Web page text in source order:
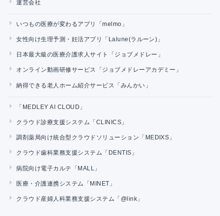
運営会社
いつもの医療が変わるアプリ「melmo」
女性向け生理予測・妊活アプリ「Lalune(ラルーン)」
日本最大級の医療介護求人サイト「ジョブメドレー」
オンライン動画研修サービス「ジョブメドレーアカデミー」
納得できる老人ホーム紹介サービス「みんかい」
「MEDLEY AI CLOUD」
クラウド診療支援システム「CLINICS」
調剤薬局向け統合型クラウドソリューション「MEDIXS」
クラウド歯科業務支援システム「DENTIS」
病院向け電子カルテ「MALL」
医療・介護連携システム「MINET」
クラウド産婦人科業務支援システム「@link」